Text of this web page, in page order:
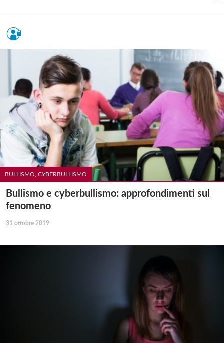
BULLISMO, CYBERBULLISMO
Bullismo e cyberbullismo: approfondimenti sul
fenomeno
31 ottobre 2019